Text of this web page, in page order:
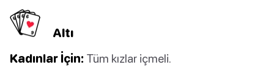
Altı
Kadınlar İçin: Tüm kızlar içmeli.